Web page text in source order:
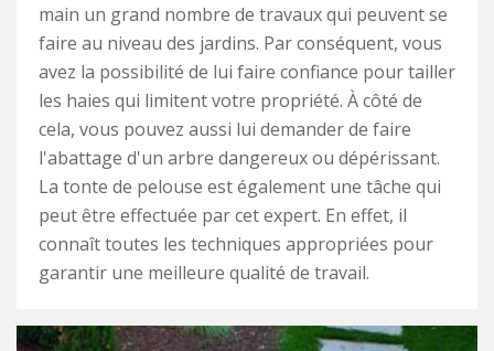
main un grand nombre de travaux qui peuvent se
faire au niveau des jardins. Par conséquent, vous
avez la possibilité de lui faire confiance pour tailler
les haies qui limitent votre propriété. À côté de
cela, vous pouvez aussi lui demander de faire
l'abattage d'un arbre dangereux ou dépérissant.
La tonte de pelouse est également une tâche qui
peut être effectuée par cet expert. En effet, il
connaît toutes les techniques appropriées pour
garantir une meilleure qualité de travail.